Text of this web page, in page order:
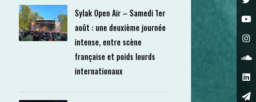
Sylak Open Air – Samedi 1er
août : une deuxième journée
intense, entre scène
française et poids lourds
internationaux